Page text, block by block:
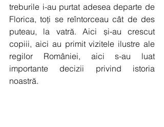
treburile i-au purtat adesea departe de
Florica, toți se reîntorceau cât de des
puteau, la vatră. Aici și-au crescut
copiii, aici au primit vizitele ilustre ale
regilor României, aici s-au luat
importante decizii privind istoria
noastră.